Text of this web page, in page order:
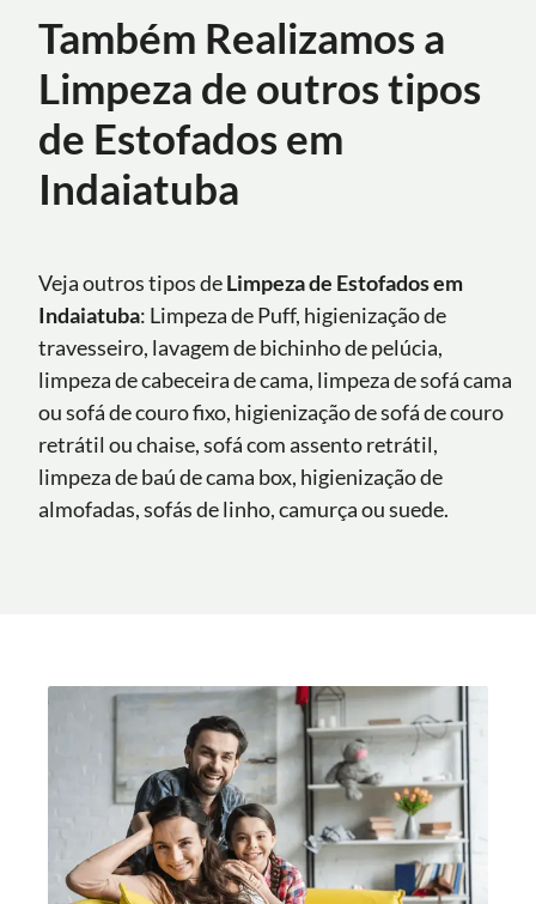
Também Realizamos a
Limpeza de outros tipos
de Estofados em
Indaiatuba
Veja outros tipos deLimpeza de Estofados em
Indaiatuba: Limpeza de Puff, higienização de
travesseiro, lavagem de bichinho de pelúcia,
limpeza de cabeceira de cama, limpeza de sofá cama
ou sofá de couro fixo, higienização de sofá de couro
retrátil ou chaise, sofá com assento retrátil,
limpeza de baú de cama box, higienização de
almofadas, sofás de linho, camurça ou suede.